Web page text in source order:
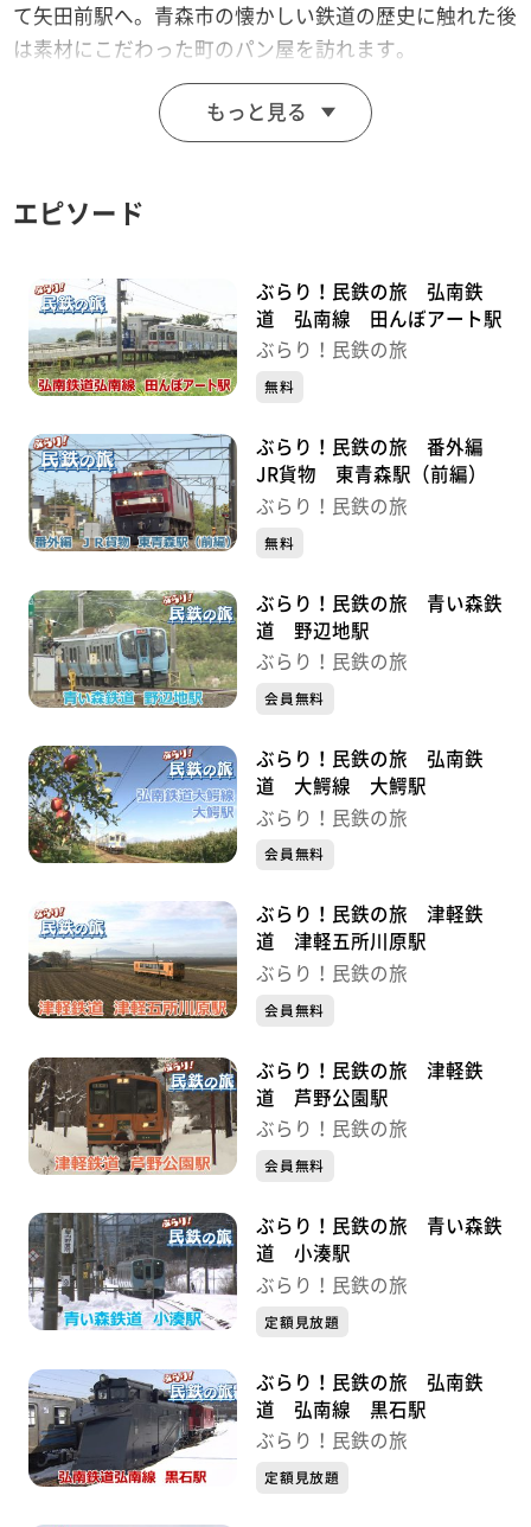
て矢田前駅へ。青森市の懐かしい鉄道の歴史に触れた後
は素材にこだわった町のパン屋を訪れます。
（2020年2月14日放送）
※店舗情報などは当時のものです。変わっている場合が
もっと見る
エピソード
ぶらり！民鉄の旅 弘南鉄
道 弘南線 田んぼアート駅
ぶらり！民鉄の旅
無料
ぶらり！民鉄の旅 番外編
JR貨物 東青森駅（前編）
ぶらり！民鉄の旅
無料
ぶらり！民鉄の旅 青い森鉄
道 野辺地駅
ぶらり！民鉄の旅
会員無料
ぶらり！民鉄の旅 弘南鉄
道 大鰐線 大鰐駅
ぶらり！民鉄の旅
会員無料
ぶらり！民鉄の旅 津軽鉄
道 津軽五所川原駅
ぶらり！民鉄の旅
会員無料
ぶらり！民鉄の旅 津軽鉄
道 芦野公園駅
ぶらり！民鉄の旅
会員無料
ぶらり！民鉄の旅 青い森鉄
道 小湊駅
ぶらり！民鉄の旅
定額見放題
ぶらり！民鉄の旅 弘南鉄
道 弘南線 黒石駅
ぶらり！民鉄の旅
定額見放題